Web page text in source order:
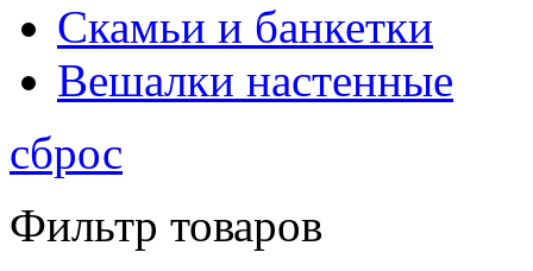
Скамьи и банкетки
Вешалки настенные
сброс
Фильтр товаров